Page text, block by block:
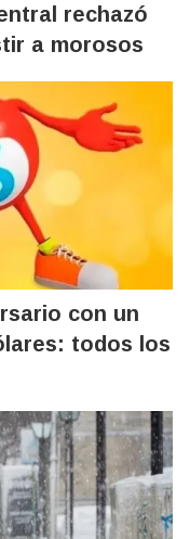
rechazó
a morosos
con un
todos los